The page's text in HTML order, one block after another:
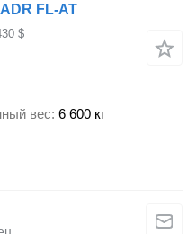
FL-AT
$
вес 6 600 кг